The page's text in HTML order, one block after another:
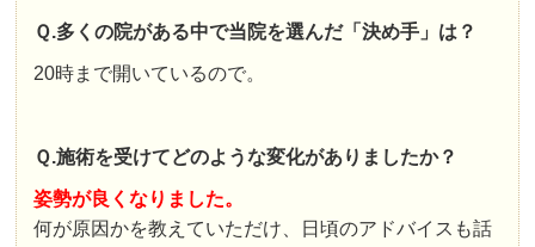
Ｑ.多くの院がある中で当院を選んだ「決め手」は？
20時まで開いているので。
Ｑ.施術を受けてどのような変化がありましたか？
姿勢が良くなりました。
何が原因かを教えていただけ、日頃のアドバイスも話